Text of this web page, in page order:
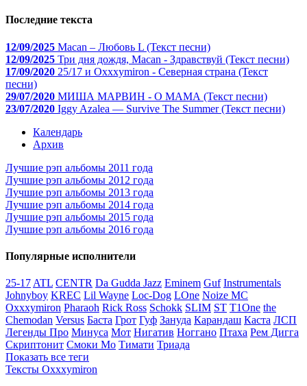
Последние текста
12/09/2025 Macan – Любовь L (Текст песни)
12/09/2025 Три дня дождя, Macan - Здравствуй (Текст песни)
17/09/2020 25/17 и Oxxxymiron - Северная страна (Текст
песни)
29/07/2020 МИША МАРВИН - О МАМА (Текст песни)
23/07/2020 Iggy Azalea — Survive The Summer (Текст песни)
Календарь
Архив
Лучшие рэп альбомы 2011 года
Лучшие рэп альбомы 2012 года
Лучшие рэп альбомы 2013 года
Лучшие рэп альбомы 2014 года
Лучшие рэп альбомы 2015 года
Лучшие рэп альбомы 2016 года
Популярные исполнители
25-17 ATL CENTR Da Gudda Jazz Eminem Guf Instrumentals
Johnyboy KREC Lil Wayne Loc-Dog LOne Noize MC
Oxxxymiron Pharaoh Rick Ross Schokk SLIM ST T1One the
Chemodan Versus Баста Грот Гуф Зануда Карандаш Каста ЛСП
Легенды Про Минуса Мот Нигатив Ноггано Птаха Рем Дигга
Скриптонит Смоки Мо Тимати Триада
Показать все теги
Тексты Oxxxymiron